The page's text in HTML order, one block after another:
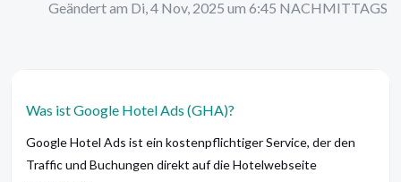
Geändert am Di, 4 Nov, 2025 um 6:45 NACHMITTAGS
Was ist Google Hotel Ads (GHA)?
Google Hotel Ads ist ein kostenpflichtiger Service, der den
Traffic und Buchungen direkt auf die Hotelwebseite